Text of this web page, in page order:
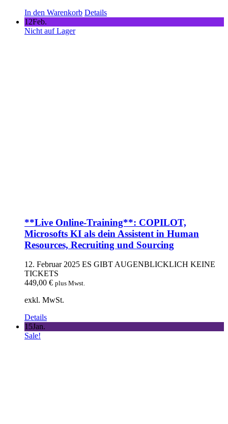
In den Warenkorb Details
12Feb.
Nicht auf Lager
**Live Online-Training**: COPILOT,
Microsofts KI als dein Assistent in Human
Resources, Recruiting und Sourcing
12. Februar 2025 ES GIBT AUGENBLICKLICH KEINE
TICKETS
449,00 € plus Mwst.
exkl. MwSt.
Details
15Jan.
Sale!